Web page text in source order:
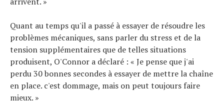
Quant au temps qu'il a passé à essayer de résoudre les
problèmes mécaniques, sans parler du stress et de la
tension supplémentaires que de telles situations
produisent, O'Connor a déclaré : « Je pense que j'ai
perdu 30 bonnes secondes à essayer de mettre la chaîne
en place. c'est dommage, mais on peut toujours faire
mieux. »